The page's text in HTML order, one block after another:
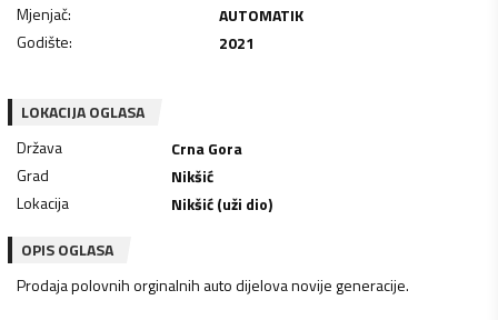
Mjenjač:
AUTOMATIK
Godište: 2021
LOKACIJA OGLASA
Država
Crna Gora
Grad
Nikšić
Lokacija
Nikšić (uži dio)
OPIS OGLASA
Prodaja polovnih orginalnih auto dijelova novije generacije.